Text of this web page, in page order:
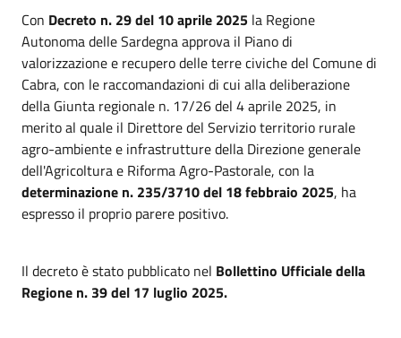
Con Decreto n. 29 del 10 aprile 2025 la Regione
Autonoma delle Sardegna approva il Piano di
valorizzazione e recupero delle terre civiche del Comune di
Cabra, con le raccomandazioni di cui alla deliberazione
della Giunta regionale n. 17/26 del 4 aprile 2025, in
merito al quale il Direttore del Servizio territorio rurale
agro-ambiente e infrastrutture della Direzione generale
dell'Agricoltura e Riforma Agro-Pastorale, con la
determinazione n. 235/3710 del 18 febbraio 2025, ha
espresso il proprio parere positivo.
Il decreto è stato pubblicato nel Bollettino Ufficiale della
Regione n. 39 del 17 luglio 2025.